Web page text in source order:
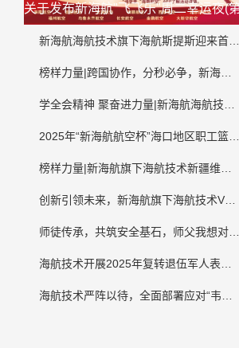
新海航海航技术旗下海航斯提斯迎来首架大韩航空整机喷涂业务
榜样力量|跨国协作，分秒必争，新海航海航技术顺利完成境外紧急排故工作
学全会精神 聚奋进力量|新海航海航技术干部员工畅谈学习贯彻落实党的二十届四中全会精神
2025年“新海航航空杯”海口地区职工篮球赛圆满收官
榜样力量|新海航旗下海航技术新疆维修基地侯新宇： 拾金不昧显担当，诚信美德传清风​
创新引领未来，新海航旗下海航技术VR机务技能培训应用系统亮相第三届CATA航空大会
师徒传承，共筑安全基石，师父我想对您说
海航技术开展2025年复转退伍军人表彰大会暨座谈会
海航技术严阵以待，全面部署应对“韦帕”挑战